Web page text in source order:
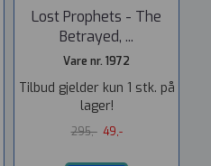
Lost Prophets - The
Betrayed, ...
Vare nr. 1972
Tilbud gjelder kun 1 stk. på
lager!
295,- 49,-